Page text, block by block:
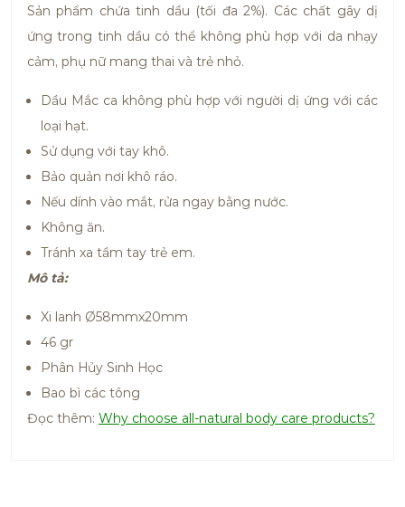
Sản phẩm chứa tinh dầu (tối đa 2%). Các chất gây dị
ứng trong tinh dầu có thể không phù hợp với da nhạy
cảm, phụ nữ mang thai và trẻ nhỏ.
Dầu Mắc ca không phù hợp với người dị ứng với các
loại hạt.
Sử dụng với tay khô.
Bảo quản nơi khô ráo.
Nếu dính vào mắt, rửa ngay bằng nước.
Không ăn.
Tránh xa tầm tay trẻ em.
Mô tả:
Xi lanh Ø58mmx20mm
46 gr
Phân Hủy Sinh Học
Bao bì các tông
Đọc thêm: Why choose all-natural body care products?